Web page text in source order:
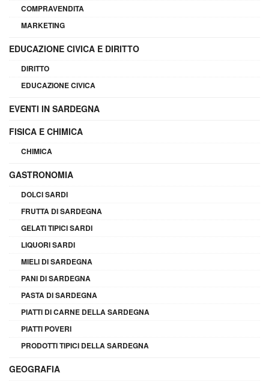
COMPRAVENDITA
MARKETING
EDUCAZIONE CIVICA E DIRITTO
DIRITTO
EDUCAZIONE CIVICA
EVENTI IN SARDEGNA
FISICA E CHIMICA
CHIMICA
GASTRONOMIA
DOLCI SARDI
FRUTTA DI SARDEGNA
GELATI TIPICI SARDI
LIQUORI SARDI
MIELI DI SARDEGNA
PANI DI SARDEGNA
PASTA DI SARDEGNA
PIATTI DI CARNE DELLA SARDEGNA
PIATTI POVERI
PRODOTTI TIPICI DELLA SARDEGNA
GEOGRAFIA